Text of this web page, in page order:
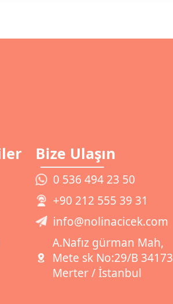
Bize Ulaşın
0 536 494 23 50
+90 212 555 39 31
info@nolinacicek.com
A.Nafız gürman Mah,
Mete sk No:29/B 34173
Merter / İstanbul